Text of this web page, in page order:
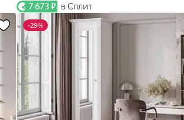
7 673 ₽ в Сплит
-29%